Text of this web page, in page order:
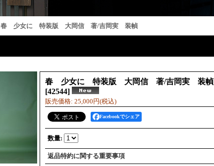
春 少女に 特装版 大岡信 著/吉岡実 装幀
春 少女に 特装版 大岡信 著/吉岡実 装幀
[42544]
販売価格: 25,000円(税込)
Facebookでシェア
数量:
返品特約に関する重要事項